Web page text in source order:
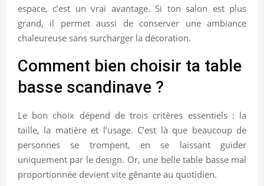
espace, c’est un vrai avantage. Si ton salon est plus
grand, il permet aussi de conserver une ambiance
chaleureuse sans surcharger la décoration.
Comment bien choisir ta table
basse scandinave ?
Le bon choix dépend de trois critères essentiels : la
taille, la matière et l’usage. C’est là que beaucoup de
personnes se trompent, en se laissant guider
uniquement par le design. Or, une belle table basse mal
proportionnée devient vite gênante au quotidien.